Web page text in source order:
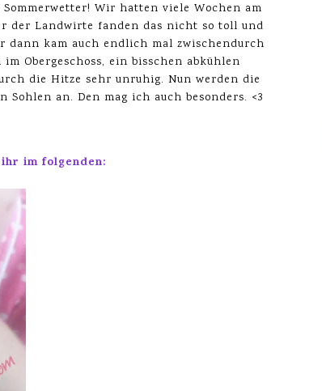
Wir hatten viele Wochen am
der Landwirte fanden das nicht so toll und
dann kam auch endlich mal zwischendurch
Obergeschoss, ein bisschen abkühlen
die Hitze sehr unruhig. Nun werden die
an. Den mag ich auch besonders. <3
im folgenden: